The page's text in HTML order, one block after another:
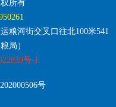
所有
粮河街交叉口往北100米541
局）
号-1
号